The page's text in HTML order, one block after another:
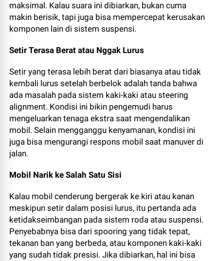
maksimal. Kalau suara ini dibiarkan, bukan cuma
makin berisik, tapi juga bisa mempercepat kerusakan
komponen lain di sistem suspensi.
Setir Terasa Berat atau Nggak Lurus
Setir yang terasa lebih berat dari biasanya atau tidak
kembali lurus setelah berbelok adalah tanda bahwa
ada masalah pada sistem kaki-kaki atau steering
alignment. Kondisi ini bikin pengemudi harus
mengeluarkan tenaga ekstra saat mengendalikan
mobil. Selain mengganggu kenyamanan, kondisi ini
juga bisa mengurangi respons mobil saat manuver di
jalan.
Mobil Narik ke Salah Satu Sisi
Kalau mobil cenderung bergerak ke kiri atau kanan
meskipun setir dalam posisi lurus, itu pertanda ada
ketidakseimbangan pada sistem roda atau suspensi.
Penyebabnya bisa dari spooring yang tidak tepat,
tekanan ban yang berbeda, atau komponen kaki-kaki
yang sudah tidak presisi. Jika dibiarkan, hal ini bisa